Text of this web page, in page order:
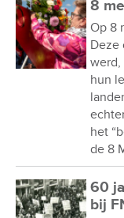
8
Op 8
Deze
werd,
hun
het
de 8
60
bij